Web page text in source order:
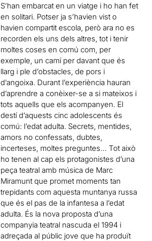
S’han embarcat en un viatge i ho han fet
en solitari. Potser ja s’havien vist o
havien compartit escola, però ara no es
recorden els uns dels altres, tot i tenir
moltes coses en comú com, per
exemple, un camí per davant que és
llarg i ple d’obstacles, de pors i
d’angoixa. Durant l’experiència hauran
d’aprendre a conèixer-se a si mateixos i
tots aquells que els acompanyen. El
destí d’aquests cinc adolescents és
comú: l’edat adulta. Secrets, mentides,
amors no confessats, dubtes,
incerteses, moltes preguntes… Tot això
ho tenen al cap els protagonistes d’una
peça teatral amb música de Marc
Miramunt que promet moments tan
trepidants com aquesta muntanya russa
que és el pas de la infantesa a l’edat
adulta. És la nova proposta d’una
companyia teatral nascuda el 1994 i
adreçada al públic jove que ha produït